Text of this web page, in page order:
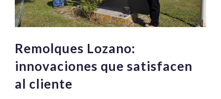
Remolques Lozano:
innovaciones que satisfacen
al cliente